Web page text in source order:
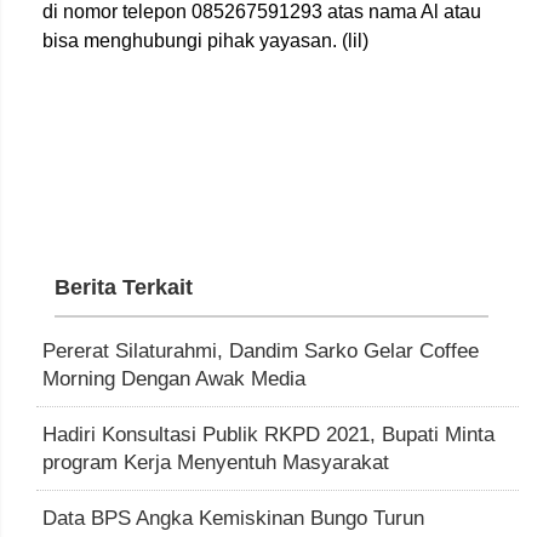
di nomor telepon 085267591293 atas nama Al atau
bisa menghubungi pihak yayasan. (lil)
Berita Terkait
Pererat Silaturahmi, Dandim Sarko Gelar Coffee
Morning Dengan Awak Media
Hadiri Konsultasi Publik RKPD 2021, Bupati Minta
program Kerja Menyentuh Masyarakat
Data BPS Angka Kemiskinan Bungo Turun